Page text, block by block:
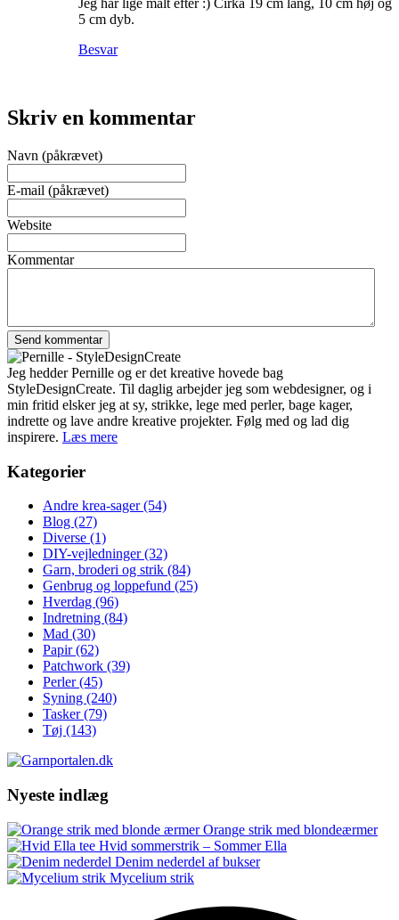
Jeg har lige målt efter :) Cirka 19 cm lang, 10 cm høj og
5 cm dyb.
Besvar
Skriv en kommentar
Navn (påkrævet)
E-mail (påkrævet)
Website
Kommentar
Jeg hedder Pernille og er det kreative hovede bag
StyleDesignCreate. Til daglig arbejder jeg som webdesigner, og i
min fritid elsker jeg at sy, strikke, lege med perler, bage kager,
indrette og lave andre kreative projekter. Følg med og lad dig
inspirere. Læs mere
Kategorier
Andre krea-sager(54)
Blog (27)
Diverse (1)
DIY-vejledninger(32)
Garn, broderi og strik (84)
Genbrug og loppefund (25)
Hverdag (96)
Indretning (84)
Mad (30)
Papir(62)
Patchwork (39)
Perler(45)
Syning (240)
Tasker(79)
Tøj (143)
Nyeste indlæg
Orange strik med blondeærmer
Hvid sommerstrik – Sommer Ella
Denim nederdel af bukser
Mycelium strik